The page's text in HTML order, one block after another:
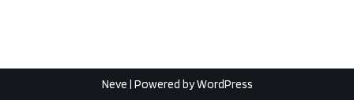
Neve | Powered byWordPress